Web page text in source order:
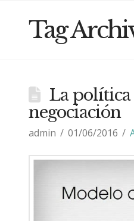
Tag
La
negociación
admin 01/06/2016